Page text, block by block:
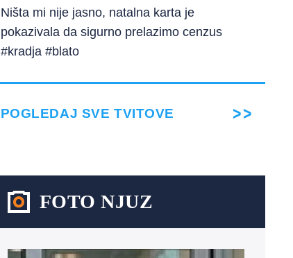
Ništa mi nije jasno, natalna karta je
pokazivala da sigurno prelazimo cenzus
#kradja #blato
POGLEDAJ SVE TVITOVE
FOTO NJUZ